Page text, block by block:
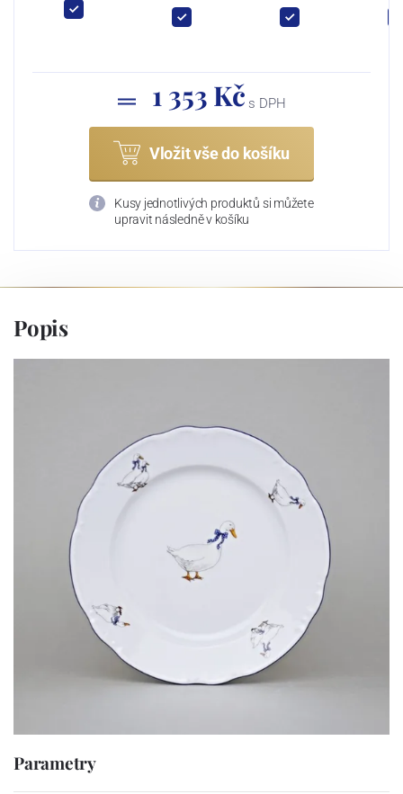
1 353 Kč s DPH
Vložit vše do košíku
Kusy jednotlivých produktů si můžete
upravit následně v košíku
Popis
Parametry